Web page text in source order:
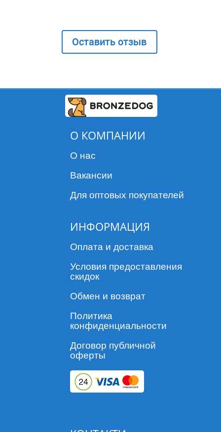
Оставить отзыв
О КОМПАНИИ
О нас
Вакансии
Для оптовых покупателей
ИНФОРМАЦИЯ
Оплата и доставка
Условия предоставления
скидок
Обмен и возврат
Политика
конфиденциальности
Договор публичной
оферты